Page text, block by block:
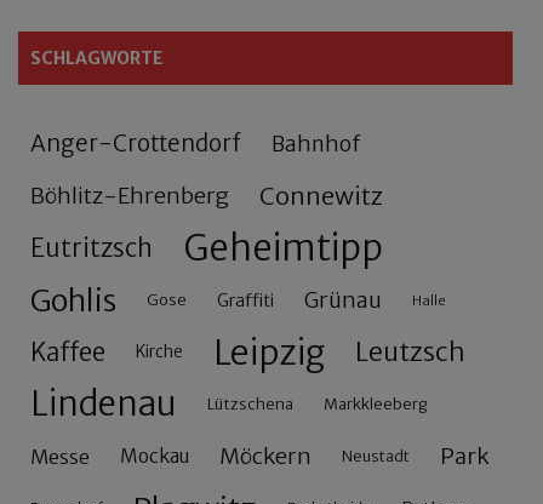
SCHLAGWORTE
Anger-Crottendorf Bahnhof
Böhlitz-Ehrenberg Connewitz
Eutritzsch Geheimtipp
Gohlis Gose Graffiti Grünau Halle
Kaffee Kirche Leipzig Leutzsch
Lindenau Lützschena Markkleeberg
Messe Mockau Möckern Neustadt Park